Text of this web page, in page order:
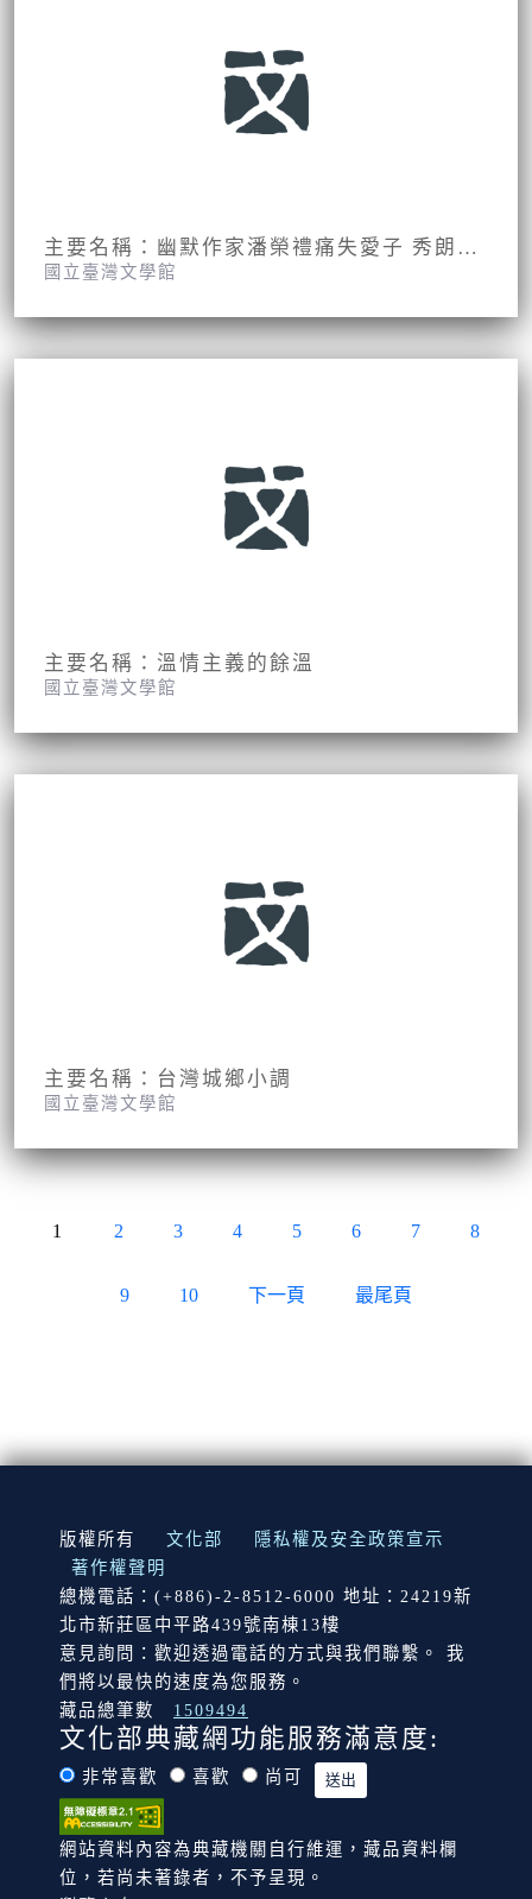
主要名稱：幽默作家潘榮禮痛失愛子 秀朗橋下水悠悠（拆頁）
期刊名稱：時報周刊
國立臺灣文學館
主要名稱：溫情主義的餘溫
國立臺灣文學館
主要名稱：台灣城鄉小調
叢書名(號)：蘭亭當代文學大系7
國立臺灣文學館
1 2 3 4 5 6 7 8
9 10 下一頁 最尾頁
:::
版權所有 文化部
隱私權及安全政策宣示
著作權聲明
總機電話：(+886)-2-8512-6000 地址：24219新
北市新莊區中平路439號南棟13樓
意見詢問：歡迎透過電話的方式與我們聯繫。 我
們將以最快的速度為您服務。
藏品總筆數
1509494
文化部典藏網功能服務滿意度:
非常喜歡 喜歡 尚可
網站資料內容為典藏機關自行維運，藏品資料欄
位，若尚未著錄者，不予呈現。